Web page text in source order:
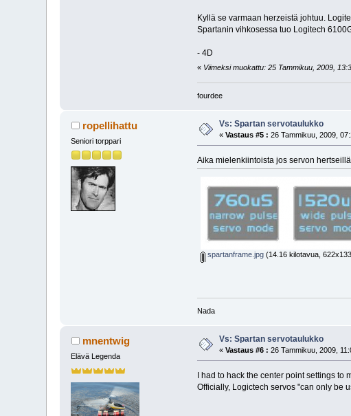
Kyllä se varmaan herzeistä johtuu.
Spartanin vihkosessa tuo Logitech
- 4D
« Viimeksi muokattu: 25 Tammikuu, 2009,
fourdee
ropellihattu
Seniori torppari
Vs: Spartan servotaulukko
«Vastaus #5 : 26 Tammikuu, 2009,
Aika mielenkiintoista jos servon
spartanframe.jpg (14.16 kilotavua,
Nada
mnentwig
Elävä Legenda
Vs: Spartan servotaulukko
«Vastaus #6 : 26 Tammikuu, 2009,
I had to hack the center point settings to
Officially, Logictech servos "can only be